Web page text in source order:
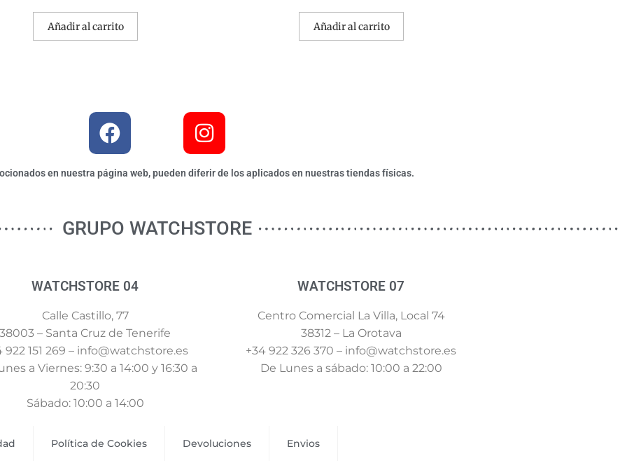
Añadir al carrito Añadir al carrito
en nuestra página web, pueden diferir de los aplicados en nuestras tiendas físicas.
GRUPO WATCHSTORE
WATCHSTORE 04
Calle Castillo, 77
38003 – Santa Cruz de Tenerife
922 151 269 – info@watchstore.es
a Viernes: 9:30 a 14:00 y 16:30 a
20:30
Sábado: 10:00 a 14:00
WATCHSTORE 07
Centro Comercial La Villa, Local 74
38312 – La Orotava
+34 922 326 370 – info@watchstore.es
De Lunes a sábado: 10:00 a 22:00
Política de Cookies Devoluciones Envios